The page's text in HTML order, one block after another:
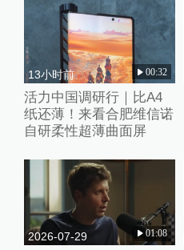
13小时前 00:32
活力中国调研行｜比A4
纸还薄！来看合肥维信诺
自研柔性超薄曲面屏
2026-07-29 01:08